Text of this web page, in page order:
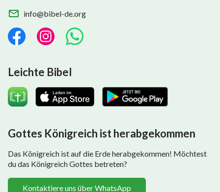
info@bibel-de.org
Leichte Bibel
Gottes Königreich ist herabgekommen
Das Königreich ist auf die Erde herabgekommen! Möchtest
du das Königreich Gottes betreten?
Kontaktiere uns über WhatsApp